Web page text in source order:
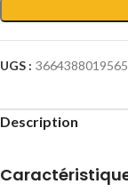
UGS : 3664388019565
Description